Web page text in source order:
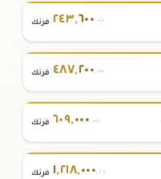
٢٤٣,٦٠٠.٠٠ فرنك
٤٨٧,٢٠٠.٠٠ فرنك
٦٠٩,٠٠٠.٠٠ فرنك
١,٢١٨,٠٠٠.٠٠ فرنك